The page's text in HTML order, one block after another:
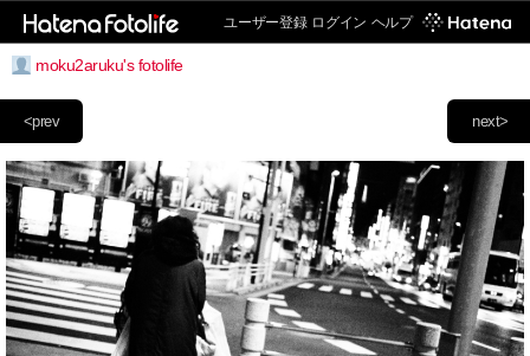
ユーザー登録 ログイン ヘルプ
moku2aruku's fotolife
next>
<prev